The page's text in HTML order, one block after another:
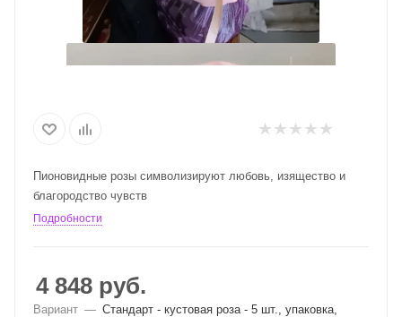
Пионовидные розы символизируют любовь, изящество и
благородство чувств
Подробности
4 848 руб.
Вариант — Стандарт - кустовая роза - 5 шт., упаковка,